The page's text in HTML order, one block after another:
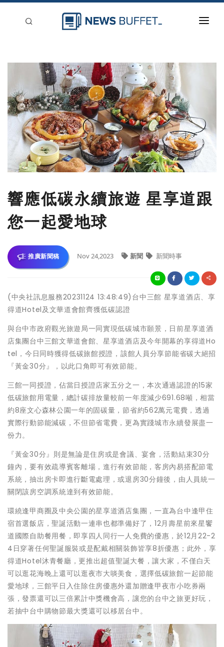
新聞稿分類
刊登
響應低碳永續旅遊 星享道跟
您一起愛地球
推廣新聞稿 Nov 24,2023 新聞 新聞時事
(中央社訊息服務20231124 13:48:49)台中三館 星享道酒店、享
得道Hotel及文華道會館齊獲低碳認證
與台中市政府觀光旅遊局一同實現低碳城市願景，日前星享道酒
店集團台中三館文華道會館、星享道酒店及今年開幕的享得道Ho
tel，今日同時獲得低碳旅館授證，該館人員分享節能省碳大絕招
『黃金30分』，以此口角即可有效節能。
三館一同授證，佔當日授證店家五分之一，本次通過認證的15家
低碳旅館用電量，總計碳排放量較前一年度減少691.68噸，相當
約8座文心森林公園一年的固碳量，節省約562萬元電費，透過
實際行動節能減碳，不但節省電費，更為實踐城市永續發展盡一
份力。
『黃金30分』則是無論是住房或是會議、宴會，活動結束30分
鐘內，要有效疏導賓客離場，進行有效節能，客房內易搭配節電
系統，抽出房卡即進行斷電處理，或退房30分鐘後，由人員統一
關閉該房空調系統達到有效節能。
環繞逢甲商圈及中央公園的星享道酒店集團，一直為台中逢甲住
宿首選飯店，聖誕活動一連串也都準備好了，12月壽星前來星饗
道國際自助餐用餐，即享四人同行一人免費的優惠，於12月22-2
4日穿著任何聖誕服裝或是配戴相關裝飾皆享8折優惠；此外，享
得道Hotel沐青餐廳，更推出超值聖誕大餐，讓大家，不僅白天
可以逛花海晚上還可以逛夜市大啖美食，選擇低碳旅館一起節能
愛地球，三館平日入住除住房優惠外還加贈逢甲夜市小吃券兩
張，發票還可以三倍累計中獎機會高，讓您的台中之旅更好玩，
若抽中台中購物節最大獎還可以移居台中。